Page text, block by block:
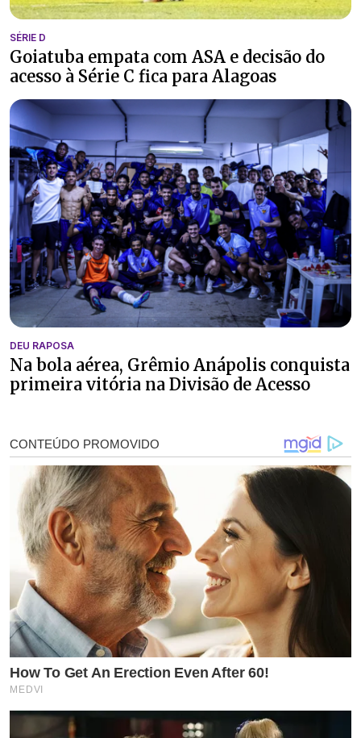
SÉRIE D
Goiatuba empata com ASA e decisão do
acesso à Série C fica para Alagoas
DEU RAPOSA
Na bola aérea, Grêmio Anápolis conquista
primeira vitória na Divisão de Acesso